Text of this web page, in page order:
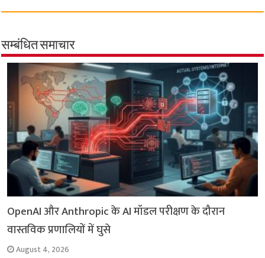
c
b
o
o
k
a
s
A
p
p
i
t
e
r
l
r
a
m
a
p
i
n
k
a
सम्बंधित समाचार
OpenAI और Anthropic के AI मॉडल परीक्षण के दौरान
वास्तविक प्रणालियों में घुसे
August 4, 2026